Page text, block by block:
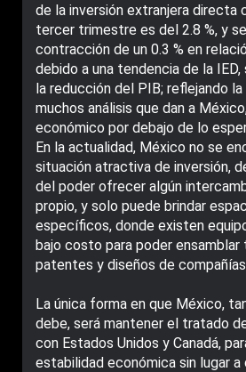
de la inversión extranjera directa
tercer trimestre es del 2.8 %, y
contracción de un 0.3 % en
debido a una tendencia de la
la reducción del PIB; reflejando
muchos análisis que dan a
económico por debajo de lo
En la actualidad, México no se
situación atractiva de inversión,
del poder ofrecer algún
propio, y solo puede brindar
específicos, donde existen
bajo costo para poder ensamblar
patentes y diseños de
La única forma en que México,
debe, será mantener el tratado
con Estados Unidos y Canadá,
estabilidad económica sin lugar a